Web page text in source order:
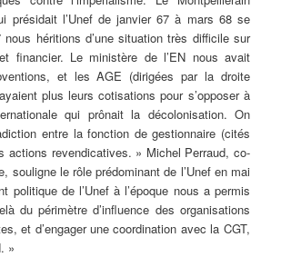
présidait l’Unef de janvier 67 à mars 68 se
héritions d’une situation très difficile sur
financier. Le ministère de l’EN nous avait
et les AGE (dirigées par la droite
plus leurs cotisations pour s’opposer à
qui prônait la décolonisation. On
entre la fonction de gestionnaire (cités
actions revendicatives. » Michel Perraud, co-
souligne le rôle prédominant de l’Unef en mai
politique de l’Unef à l’époque nous a permis
du périmètre d’influence des organisations
et d’engager une coordination avec la CGT,
»